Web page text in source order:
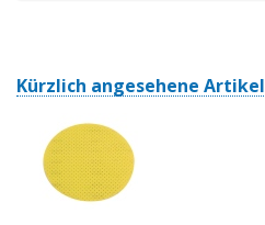
Kürzlich angesehene Artikel